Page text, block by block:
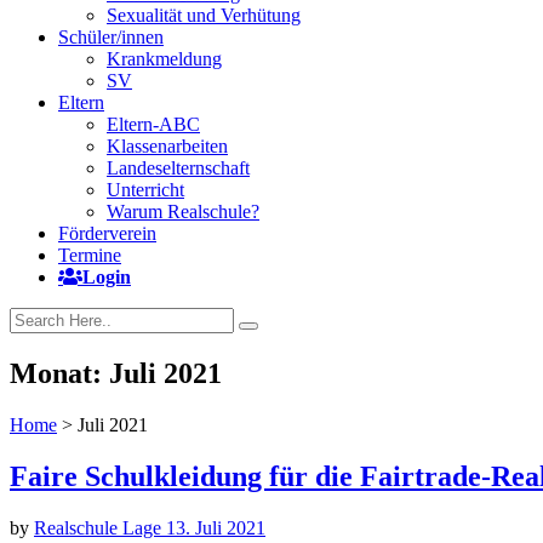
Sexualität und Verhütung
Schüler/innen
Krankmeldung
SV
Eltern
Eltern-ABC
Klassenarbeiten
Landeselternschaft
Unterricht
Warum Realschule?
Förderverein
Termine
Login
Monat: Juli 2021
Home > Juli 2021
Faire Schulkleidung für die Fairtrade-
by Realschule Lage 13. Juli 2021